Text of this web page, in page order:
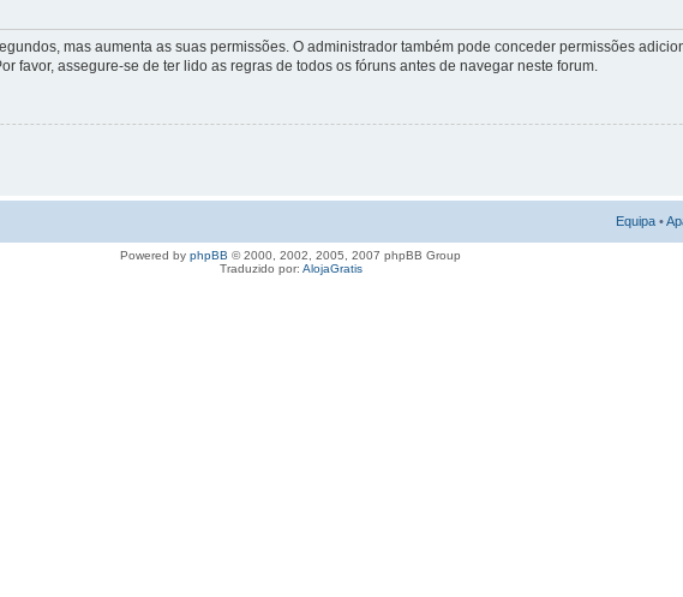
mas aumenta as suas permissões. O administrador também pode conceder permissões
favor, assegure-se de ter lido as regras de todos os fóruns antes de navegar neste forum.
Equipa •
Powered by phpBB © 2000, 2002, 2005, 2007 phpBB Group
Traduzido por: AlojaGratis